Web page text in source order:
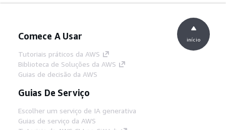
Comece A Usar
Tutoriais práticos da AWS
Biblioteca de Soluções da AWS
Guias de decisão da AWS
Guias De Serviço
Escolher um serviço de IA generativa
Guias de serviço da AWS
início